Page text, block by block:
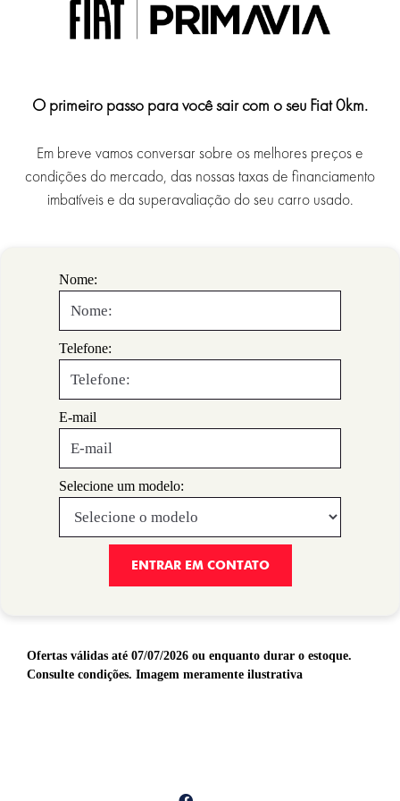
O primeiro passo para você sair com o seu Fiat 0km.
Em breve vamos conversar sobre os melhores preços e
condições do mercado, das nossas taxas de financiamento
imbatíveis e da superavaliação do seu carro usado.
Nome:
Telefone:
E-mail
Selecione um modelo:
ENTRAR EM CONTATO
Ofertas válidas até 07/07/2026 ou enquanto durar o estoque.
Consulte condições. Imagem meramente ilustrativa